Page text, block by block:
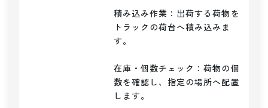
積み込み作業：出荷する荷物を
トラックの荷台へ積み込みま
す。
在庫・個数チェック：荷物の個
数を確認し、指定の場所へ配置
します。